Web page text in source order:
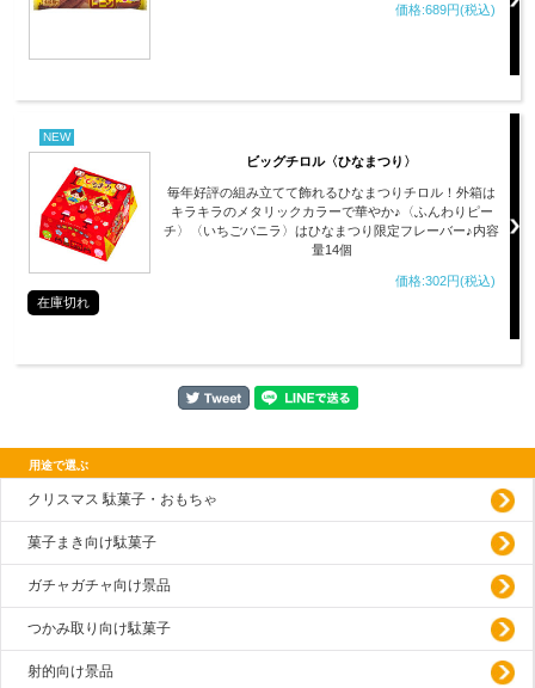
価格:689円(税込)
NEW
ビッグチロル〈ひなまつり〉
毎年好評の組み立てて飾れるひなまつりチロル！外箱は
キラキラのメタリックカラーで華やか♪〈ふんわりピー
チ〉〈いちごバニラ〉はひなまつり限定フレーバー♪内容
量14個
価格:302円(税込)
在庫切れ
用途で選ぶ
クリスマス 駄菓子・おもちゃ
菓子まき向け駄菓子
ガチャガチャ向け景品
つかみ取り向け駄菓子
射的向け景品